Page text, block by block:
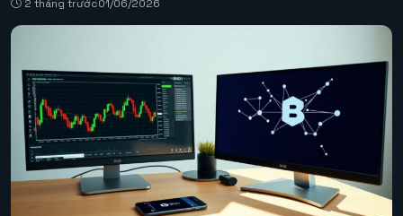
2 tháng trước01/06/2026